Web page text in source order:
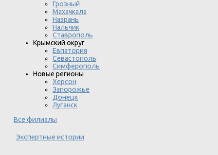
Грозный
Махачкала
Назрань
Нальчик
Ставрополь
Крымский округ
Евпатория
Севастополь
Симферополь
Новые регионы
Херсон
Запорожье
Донецк
Луганск
Все филиалы
Экспертные истории